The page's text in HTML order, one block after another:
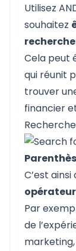
Utilisez
souhaitez
Cela peut
qui réunit
trouver
financier
C’est ainsi
Par
de